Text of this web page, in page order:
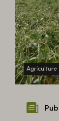
Agriculture